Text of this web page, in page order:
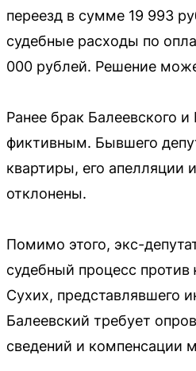
переезд в сумме 19 993
судебные расходы по
000 рублей. Решение
Ранее брак Балеевского
фиктивным. Бывшего
квартиры, его
отклонены.
Помимо этого, экс-
судебный процесс
Сухих, представлявшего
Балеевский требует
сведений и компенсации